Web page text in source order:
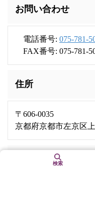
お問い合わせ
電話番号: 075-781-
FAX番号: 075-781-
住所
〒606-0035
京都府京都市左京区
検索